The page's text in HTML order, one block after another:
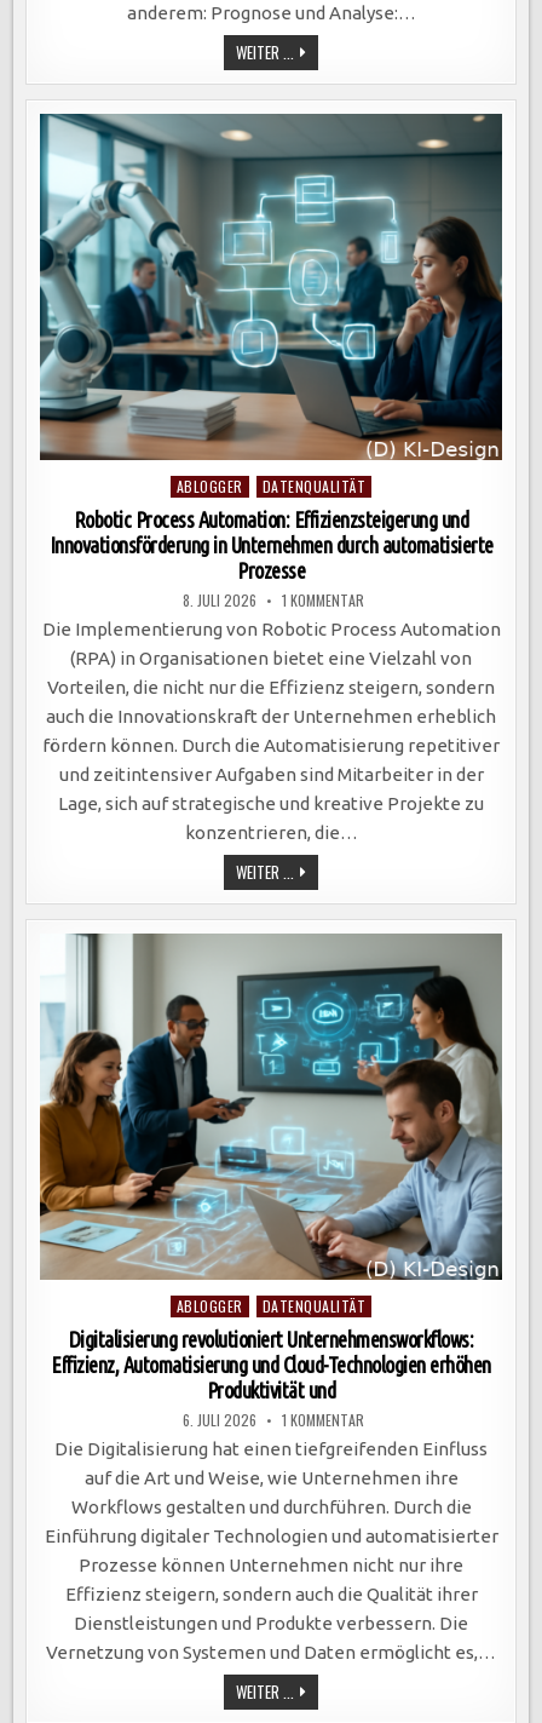
anderem: Prognose und Analyse:…
WEITER ... MACHINE
LEARNING:
EFFIZIENZSTEIGERUNG
UND
PROZESSOPTIMIERUNG
DURCH
INTELLIGENTE
ALGORITHMEN.
Posted
in
ABLOGGER DATENQUALITÄT
Robotic Process Automation: Effizienzsteigerung und
Innovationsförderung in Unternehmen durch automatisierte
Prozesse
8. JULI 2026 1 KOMMENTARZU
ROBOTIC
PROCESS
AUTOMATION:
EFFIZIENZSTEIGERUNG
UND
INNOVATIONSFÖRDERUNG
IN
UNTERNEHMEN
DURCH
AUTOMATISIERTE
PROZESSE
Die Implementierung von Robotic Process Automation
(RPA) in Organisationen bietet eine Vielzahl von
Vorteilen, die nicht nur die Effizienz steigern, sondern
auch die Innovationskraft der Unternehmen erheblich
fördern können. Durch die Automatisierung repetitiver
und zeitintensiver Aufgaben sind Mitarbeiter in der
Lage, sich auf strategische und kreative Projekte zu
konzentrieren, die…
WEITER ... ROBOTIC
PROCESS
AUTOMATION:
EFFIZIENZSTEIGERUNG
UND
IN
UNTERNEHMEN
DURCH
AUTOMATISIERTE
PROZESSE
Posted
in
ABLOGGER DATENQUALITÄT
Digitalisierung revolutioniert Unternehmensworkflows:
Effizienz, Automatisierung und Cloud-Technologien erhöhen
Produktivität und
6. JULI 2026 1 KOMMENTARZU
DIGITALISIERUNG
REVOLUTIONIERT
UNTERNEHMENSWORKFLOWS:
EFFIZIENZ,
AUTOMATISIERUNG
UND
CLOUD-
TECHNOLOGIEN
ERHÖHEN
PRODUKTIVITÄT
UND
Die Digitalisierung hat einen tiefgreifenden Einfluss
auf die Art und Weise, wie Unternehmen ihre
Workflows gestalten und durchführen. Durch die
Einführung digitaler Technologien und automatisierter
Prozesse können Unternehmen nicht nur ihre
Effizienz steigern, sondern auch die Qualität ihrer
Dienstleistungen und Produkte verbessern. Die
Vernetzung von Systemen und Daten ermöglicht es,…
WEITER ... DIGITALISIERUNG
REVOLUTIONIERT